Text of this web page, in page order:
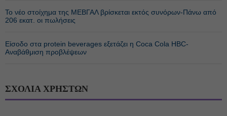
Το νέο στοίχημα της ΜΕΒΓΑΛ βρίσκεται εκτός συνόρων-Πάνω από
206 εκατ. οι πωλήσεις
Είσοδο στα protein beverages εξετάζει η Coca Cola HBC-
Αναβάθμιση προβλέψεων
ΣΧΟΛΙΑ ΧΡΗΣΤΩΝ